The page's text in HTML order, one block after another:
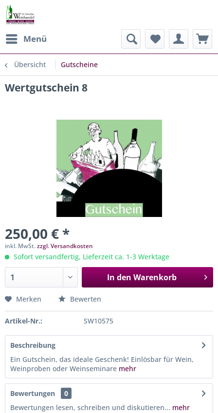
Menü
Übersicht Gutscheine
Wertgutschein 8
250,00 € *
inkl. MwSt.zzgl. Versandkosten
Sofort versandfertig, Lieferzeit ca. 1-3 Werktage
In den Warenkorb
Merken Bewerten
Artikel-Nr.: SW10575
Beschreibung
Ein Gutschein, das ideale Geschenk! Einlösbar für Wein,
Weinproben oder Weinseminare mehr
Bewertungen
0
Bewertungen lesen, schreiben und diskutieren... mehr